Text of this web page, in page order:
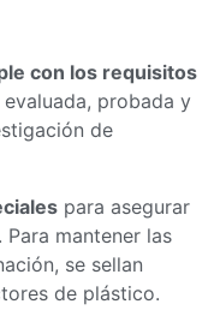
con los requisitos
probada y
de
para asegurar
mantener las
se sellan
de plástico.